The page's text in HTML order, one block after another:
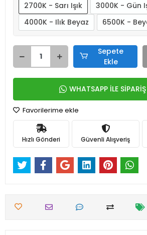
2700K - Sarı Işık
3000K - Gün
4000K - Ilık Beyaz
6500K -
Sepete
Ekle
WHATSAPP İLE
Favorilerime ekle
Hızlı Gönderi Güvenli Alışveriş